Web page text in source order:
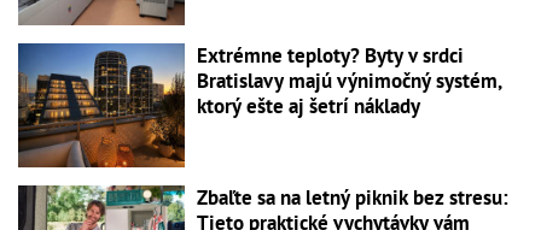
Extrémne teploty? Byty v srdci
Bratislavy majú výnimočný systém,
ktorý ešte aj šetrí náklady
Zbaľte sa na letný piknik bez stresu:
Tieto praktické vychytávky vám